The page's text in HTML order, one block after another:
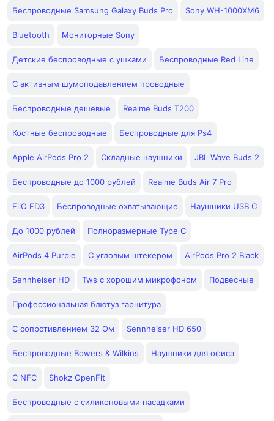
Беспроводные Samsung Galaxy Buds Pro Sony WH-1000XM6
Bluetooth Мониторные Sony
Детские беспроводные с ушками Беспроводные Red Line
С активным шумоподавлением проводные
Беспроводные дешевые Realme Buds T200
Костные беспроводные Беспроводные для Ps4
Apple AirPods Pro 2 Складные наушники JBL Wave Buds 2
Беспроводные до 1000 рублей Realme Buds Air 7 Pro
FiiO FD3 Беспроводные охватывающие Наушники USB C
До 1000 рублей Полноразмерные Type C
AirPods 4 Purple С угловым штекером AirPods Pro 2 Black
Sennheiser HD Tws с хорошим микрофоном Подвесные
Профессиональная блютуз гарнитура
С сопротивлением 32 Ом Sennheiser HD 650
Беспроводные Bowers & Wilkins Наушники для офиса
С NFC Shokz OpenFit
Беспроводные с силиконовыми насадками